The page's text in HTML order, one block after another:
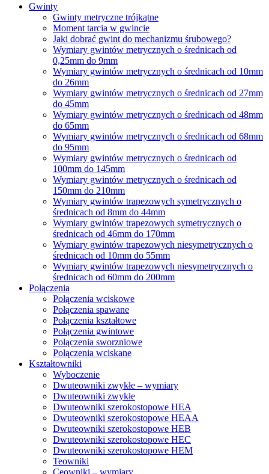
Gwinty
Gwinty metryczne trójkątne
Moment tarcia w gwincie
Jaki dobrać gwint do mechanizmu śrubowego?
Wymiary gwintów metrycznych o średnicach od
0,25mm do 9mm
Wymiary gwintów metrycznych o średnicach od 10mm
do 26mm
Wymiary gwintów metrycznych o średnicach od 27mm
do 45mm
Wymiary gwintów metrycznych o średnicach od 48mm
do 65mm
Wymiary gwintów metrycznych o średnicach od 68mm
do 95mm
Wymiary gwintów metrycznych o średnicach od
100mm do 145mm
Wymiary gwintów metrycznych o średnicach od
150mm do 210mm
Wymiary gwintów trapezowych symetrycznych o
średnicach od 8mm do 44mm
Wymiary gwintów trapezowych symetrycznych o
średnicach od 46mm do 170mm
Wymiary gwintów trapezowych niesymetrycznych o
średnicach od 10mm do 55mm
Wymiary gwintów trapezowych niesymetrycznych o
średnicach od 60mm do 200mm
Połączenia
Połączenia wciskowe
Połączenia spawane
Połączenia kształtowe
Połączenia gwintowe
Połączenia sworzniowe
Połączenia wciskane
Kształtowniki
Wyboczenie
Dwuteowniki zwykłe – wymiary
Dwuteowniki zwykłe
Dwuteowniki szerokostopowe HEA
Dwuteowniki szerokostopowe HEAA
Dwuteowniki szerokostopowe HEB
Dwuteowniki szerokostopowe HEC
Dwuteowniki szerokostopowe HEM
Teowniki